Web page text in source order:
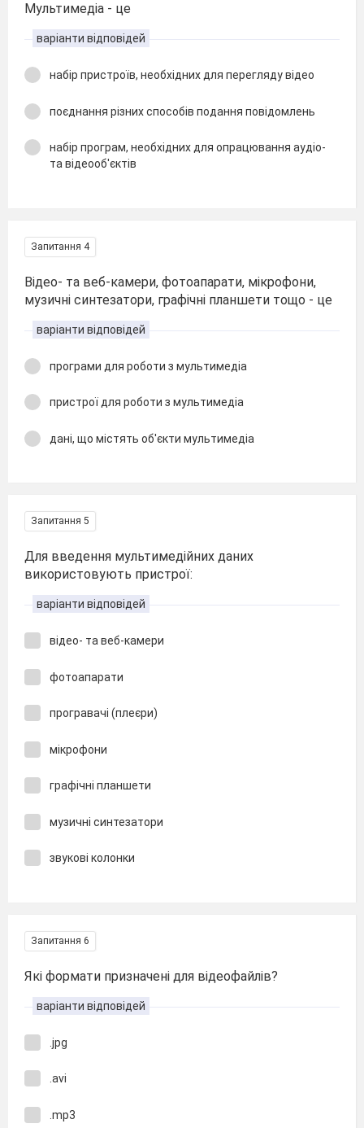
Мультимедіа - це
варіанти відповідей
набір пристроїв, необхідних для перегляду відео
поєднання різних способів подання повідомлень
набір програм, необхідних для опрацювання аудіо-
та відеооб'єктів
Запитання 4
Відео- та веб-камери, фотоапарати, мікрофони,
музичні синтезатори, графічні планшети тощо - це
варіанти відповідей
програми для роботи з мультимедіа
пристрої для роботи з мультимедіа
дані, що містять об'єкти мультимедіа
Запитання 5
Для введення мультимедійних даних
використовують пристрої:
варіанти відповідей
відео- та веб-камери
фотоапарати
програвачі (плеєри)
мікрофони
графічні планшети
музичні синтезатори
звукові колонки
Запитання 6
Які формати призначені для відеофайлів?
варіанти відповідей
.jpg
.avi
.mp3